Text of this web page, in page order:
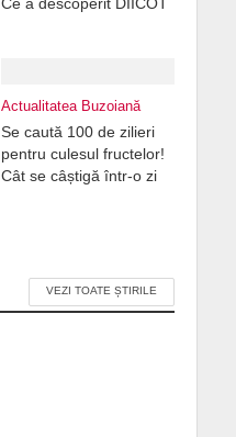
Actualitatea Buzoiană
Se caută 100 de zilieri
pentru culesul fructelor!
Cât se câștigă într-o zi
VEZI TOATE ȘTIRILE